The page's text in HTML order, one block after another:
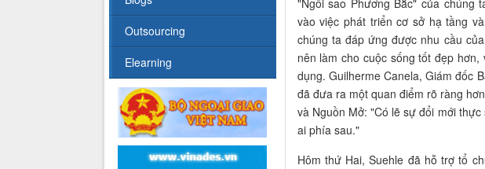
"Ngôi sao Phương Bắc" của chúng
vào việc phát triển cơ sở hạ tầng
chúng ta đáp ứng được nhu cầu
nên làm cho cuộc sống tốt đẹp
dụng. Guilherme Canela, Giám đốc
đã đưa ra một quan điểm rõ ràng
và Nguồn Mở: "Có lẽ sự đổi mới
ai phía sau."
Hôm thứ Hai, Suehle đã hỗ trợ tổ
Outsourcing
Elearning